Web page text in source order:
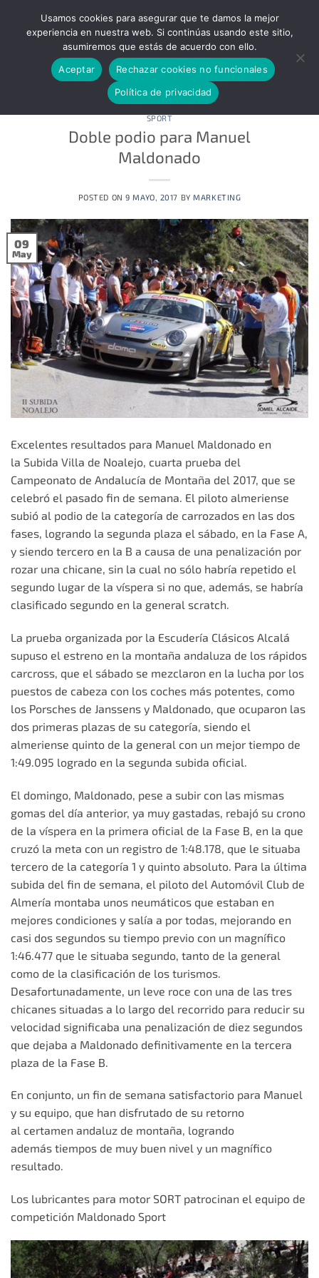
ENVÍO GRATUITO A TODA LA PENÍNSULA - CONSULTAR
ENVIOS A LAS ISLAS CANARIAS Descartar
SPORT
Doble podio para Manuel
Maldonado
POSTED ON9 MAYO, 2017 BY MARKETING
09
May
Excelentes resultados para Manuel Maldonado en
la Subida Villa de Noalejo, cuarta prueba del
Campeonato de Andalucía de Montaña del 2017, que se
celebró el pasado fin de semana. El piloto almeriense
subió al podio de la categoría de carrozados en las dos
fases, logrando la segunda plaza el sábado, en la Fase A,
y siendo tercero en la B a causa de una penalización por
rozar una chicane, sin la cual no sólo habría repetido el
segundo lugar de la víspera si no que, además, se habría
clasificado segundo en la general scratch.
La prueba organizada por la Escudería Clásicos Alcalá
supuso el estreno en la montaña andaluza de los rápidos
carcross, que el sábado se mezclaron en la lucha por los
puestos de cabeza con los coches más potentes, como
los Porsches de Janssens y Maldonado, que ocuparon las
dos primeras plazas de su categoría, siendo el
almeriense quinto de la general con un mejor tiempo de
1:49.095 logrado en la segunda subida oficial.
El domingo, Maldonado, pese a subir con las mismas
gomas del día anterior, ya muy gastadas, rebajó su crono
de la víspera en la primera oficial de la Fase B, en la que
cruzó la meta con un registro de 1:48.178, que le situaba
tercero de la categoría 1 y quinto absoluto. Para la última
subida del fin de semana, el piloto del Automóvil Club de
Almería montaba unos neumáticos que estaban en
mejores condiciones y salía a por todas, mejorando en
casi dos segundos su tiempo previo con un magnífico
1:46.477 que le situaba segundo, tanto de la general
como de la clasificación de los turismos.
Desafortunadamente, un leve roce con una de las tres
chicanes situadas a lo largo del recorrido para reducir su
velocidad significaba una penalización de diez segundos
que dejaba a Maldonado definitivamente en la tercera
plaza de la Fase B.
En conjunto, un fin de semana satisfactorio para Manuel
y su equipo, que han disfrutado de su retorno
al certamen andaluz de montaña, logrando
además tiempos de muy buen nivel y un magnífico
resultado.
Los lubricantes para motor SORT patrocinan el equipo de
competición Maldonado Sport
Usamos cookies para asegurar que te damos la mejor
experiencia en nuestra web. Si continúas usando este sitio,
asumiremos que estás de acuerdo con ello.
Aceptar
Rechazar cookies no funcionales
Política de privacidad